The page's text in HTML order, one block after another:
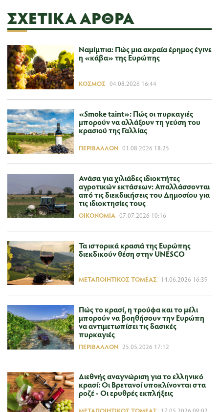
ΣΧΕΤΙΚΆ ΆΡΘΡΑ
Ναμίμπια: Πώς μια ακραία έρημος έγινε
η «κάβα» της Ευρώπης
ΚΌΣΜΟΣ 04.08.2026 16:44
«Smoke taint»: Πώς οι πυρκαγιές
μπορούν να αλλάξουν τη γεύση του
κρασιού της Γαλλίας
ΠΕΡΙΒΆΛΛΟΝ 01.08.2026 18:25
Ανάσα για χιλιάδες ιδιοκτήτες
αγροτικών εκτάσεων: Απαλλάσσονται
από τις διεκδικήσεις του Δημοσίου για
τις ιδιοκτησίες τους
ΟΙΚΟΝΟΜΊΑ 07.07.2026 10:16
Τα ιστορικά κρασιά της Ευρώπης
διεκδικούν θέση στην UNESCO
ΜΕΤΑΠΟΙΗΤΙΚΌΣ ΤΟΜΈΑΣ 14.06.2026 16:39
Πώς το κρασί, η τρούφα και το μέλι
μπορούν να βοηθήσουν την Ευρώπη
να αντιμετωπίσει τις δασικές
πυρκαγιές
ΠΕΡΙΒΆΛΛΟΝ 25.05.2026 17:12
Διεθνής αναγνώριση για το ελληνικό
κρασί: Οι Βρετανοί υποκλίνονται στα
ροζέ - Οι ερυθρές εκπλήξεις